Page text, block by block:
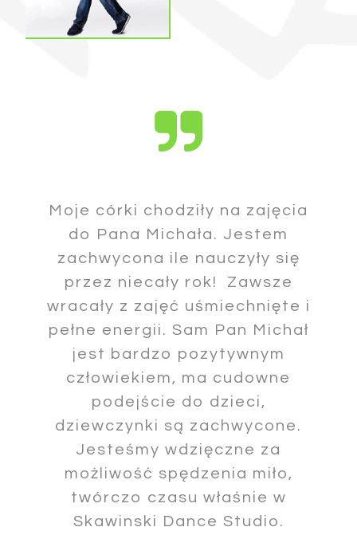
Moje córki chodziły na zajęcia
do Pana Michała. Jestem
zachwycona ile nauczyły się
przez niecały rok! Zawsze
wracały z zajęć uśmiechnięte i
pełne energii. Sam Pan Michał
jest bardzo pozytywnym
człowiekiem, ma cudowne
podejście do dzieci,
dziewczynki są zachwycone.
Jesteśmy wdzięczne za
możliwość spędzenia miło,
twórczo czasu właśnie w
Skawinski Dance Studio.